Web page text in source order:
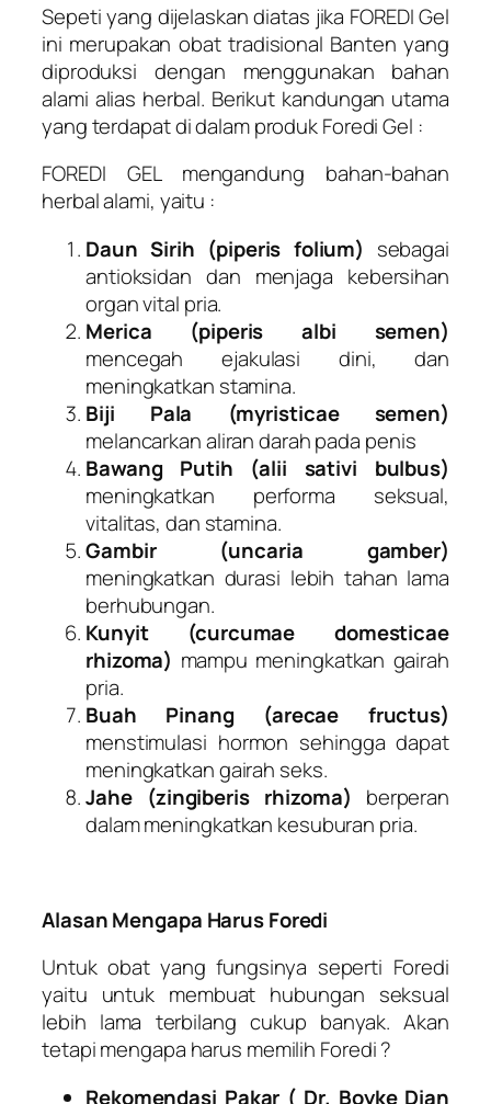
Sepeti yang dijelaskan diatas jika FOREDI Gel
ini merupakan obat tradisional Banten yang
diproduksi dengan menggunakan bahan
alami alias herbal. Berikut kandungan utama
yang terdapat di dalam produk Foredi Gel :
FOREDI GEL mengandung bahan-bahan
herbal alami, yaitu :
Daun Sirih (piperis folium) sebagai
antioksidan dan menjaga kebersihan
organ vital pria.
Merica (piperis albi semen)
mencegah ejakulasi dini, dan
meningkatkan stamina.
Biji Pala (myristicae semen)
melancarkan aliran darah pada penis
Bawang Putih (alii sativi bulbus)
meningkatkan performa seksual,
vitalitas, dan stamina.
Gambir (uncaria gamber)
meningkatkan durasi lebih tahan lama
berhubungan.
Kunyit (curcumae domesticae
rhizoma) mampu meningkatkan gairah
pria.
Buah Pinang (arecae fructus)
menstimulasi hormon sehingga dapat
meningkatkan gairah seks.
Jahe (zingiberis rhizoma) berperan
dalam meningkatkan kesuburan pria.
Alasan Mengapa Harus Foredi
Untuk obat yang fungsinya seperti Foredi
yaitu untuk membuat hubungan seksual
lebih lama terbilang cukup banyak. Akan
tetapi mengapa harus memilih Foredi ?
Rekomendasi Pakar ( Dr. Boyke Dian